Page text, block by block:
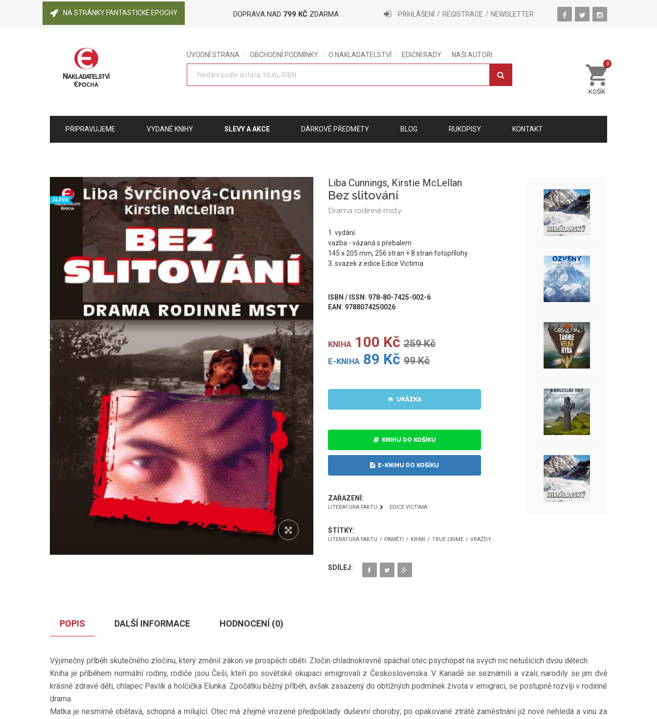
NA STRÁNKY FANTASTICKÉ EPOCHY DOPRAVA NAD 799 KČ ZDARMA PŘIHLÁŠENÍ REGISTRACE NEWSLETTER
ÚVODNÍ STRANA OBCHODNÍ PODMÍNKY O NAKLADATELSTVÍ EDIČNÍ RADY NAŠI AUTOŘI
KOŠÍK
0
PŘIPRAVUJEME VYDANÉ KNIHY SLEVY A AKCE DÁRKOVÉ PŘEDMĚTY BLOG RUKOPISY KONTAKT
SLEVA
Liba Cunnings, Kirstie McLellan
Bez slitování
Drama rodinné msty
1. vydání
vazba - vázaná s přebalem
145 x 205 mm, 256 stran + 8 stran fotopřílohy
3. svazek z edice Edice Victima
ISBN / ISSN: 978-80-7425-002-6
EAN: 9788074250026
KNIHA 100 Kč 259 Kč
E-KNIHA 89 Kč 99 Kč
UKÁZKA
KNIHU DO KOŠÍKU
E-KNIHU DO KOŠÍKU
ZAŘAZENÍ:
LITERATURA FAKTU EDICE VICTIMA
ŠTÍTKY:
LITERATURA FAKTU PAMĚTI KRIMI TRUE CRIME VRAŽDY
SDÍLEJ:
POPIS DALŠÍ INFORMACE HODNOCENÍ (0)
Výjimečný příběh skutečného zločinu, který změnil zákon ve prospěch oběti. Zločin chladnokrevně spáchal otec psychopat na svých nic netušících dvou dětech.
Kniha je příběhem normální rodiny, rodiče jsou Češi, kteří po sovětské okupaci emigrovali z Československa. V Kanadě se seznámili a vzali; narodily se jim dvě
krásné zdravé děti, chlapec Pavlík a holčička Elunka. Zpočátku běžný příběh, avšak zasazený do obtížných podmínek života v emigraci, se postupně rozvíjí v rodinné
drama.
Matka je nesmírně obětavá, schopná a milující. Otec má zřejmě vrozené předpoklady duševní choroby; po opakované ztrátě zaměstnání již nové nehledá a vinu za